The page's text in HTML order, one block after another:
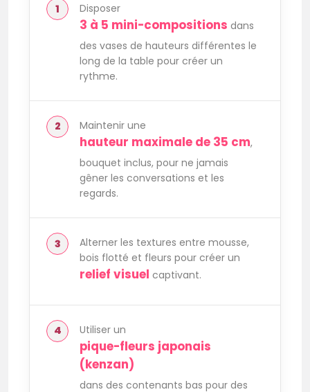
Disposer
3 à 5 mini-compositions dans
des vases de hauteurs différentes le
long de la table pour créer un
rythme.
Maintenir une
hauteur maximale de 35 cm,
bouquet inclus, pour ne jamais
gêner les conversations et les
regards.
Alterner les textures entre mousse,
bois flotté et fleurs pour créer un
relief visuel captivant.
Utiliser un
pique-fleurs japonais
(kenzan)
dans des contenants bas pour des